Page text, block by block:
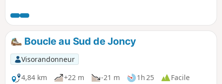
Boucle au Sud de Joncy
Visorandonneur
4,84 km
+22 m -21 m 1h 25
Facile